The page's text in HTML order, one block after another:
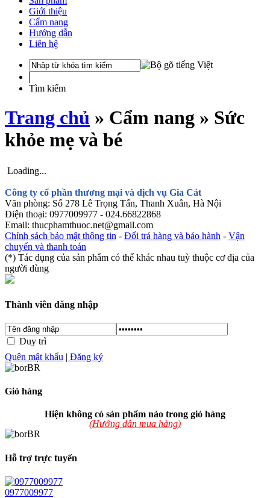
Giới thiệu
Cẩm nang
Hướng dẫn
Liên hệ
Tìm kiếm
Trang chủ » Cẩm nang » Sức
khỏe mẹ và bé
Loading...
Công ty cổ phần thương mại và dịch vụ Gia Cát
Văn phòng: Số 278 Lê Trọng Tấn, Thanh Xuân, Hà Nội
Điện thoại: 0977009977 - 024.66822868
Email: thucphamthuoc.net@gmail.com
Chính sách bảo mật thông tin - Đổi trả hàng và bảo hành - Vận
chuyển và thanh toán
(*) Tác dụng của sản phẩm có thể khác nhau tuỳ thuộc cơ địa của
người dùng
Thành viên đăng nhập
Duy trì
Quên mật khẩu | Đăng ký
Giỏ hàng
Hiện không có sản phẩm nào trong giỏ hàng
(Hướng dẫn mua hàng)
Hỗ trợ trực tuyến
0977009977